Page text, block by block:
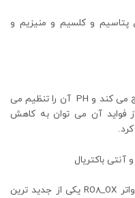
پتاسیم و کلسیم و منیزیم و
این فیلتر آب را از حالت اسیدی بودن خارج می کند و PH آن را تنظیم می
فواید آن می توان به کاهش
آنتی باکتریال
دستگاه تصفیه آب اکسیژن ساز سافت واتر RO8_OX یکی از جدید ترین